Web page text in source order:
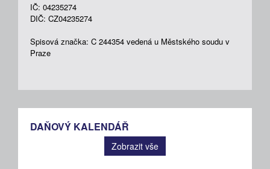
IČ: 04235274
DIČ: CZ04235274
Spisová značka: C 244354 vedená u Městského soudu v
Praze
DAŇOVÝ KALENDÁŘ
Zobrazit vše